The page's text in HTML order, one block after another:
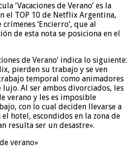
‘Vacaciones de Verano’ es la
el TOP 10 de Netflix Argentina,
‘Encierro’, que al
de esta nota se posiciona en el
de Verano’ indica lo siguiente:
pierden su trabajo y se ven
temporal como animadores
Al ser ambos divorciados, les
verano y les es imposible
con lo cual deciden llevarse a
hotel, escondidos en la zona de
resulta ser un desastre».
verano»